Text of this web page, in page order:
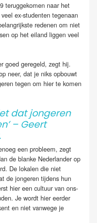
teruggekomen naar het
ex-studenten tegenaan
redenen om niet
op het eiland liggen veel
goed geregeld, zegt hij.
neer, dat je niks opbouwt
tegen om hier te komen
dat jongeren
– Geert
een probleem, zegt
de blanke Nederlander op
De lokalen die niet
de jongeren tijdens hun
hier een cultuur van ons-
Je wordt hier eerder
en niet vanwege je